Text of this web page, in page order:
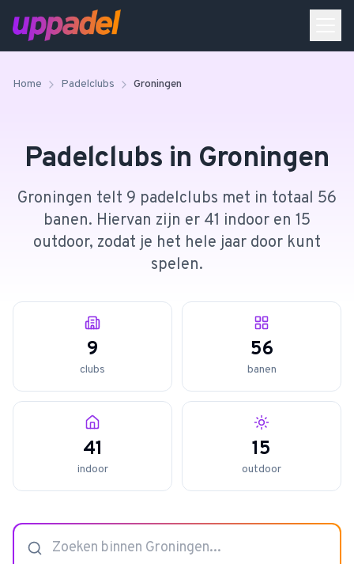
Home Padelclubs Groningen
Padelclubs in Groningen
Groningen telt 9 padelclubs met in totaal 56
banen. Hiervan zijn er 41 indoor en 15
outdoor, zodat je het hele jaar door kunt
spelen.
9
clubs
56
banen
41
indoor
15
outdoor